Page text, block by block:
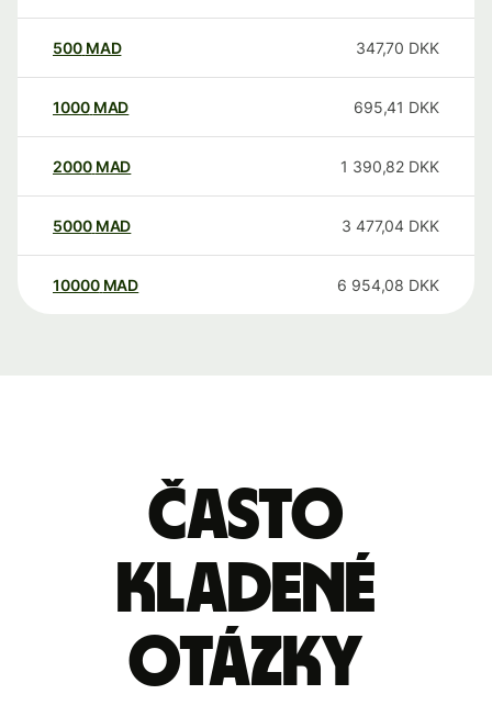
500 MAD 347,70 DKK
1000 MAD 695,41 DKK
2000 MAD 1 390,82 DKK
5000 MAD 3 477,04 DKK
10000 MAD 6 954,08 DKK
Často
kladené
otázky